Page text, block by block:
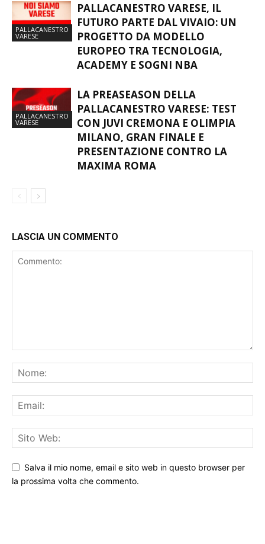
PALLACANESTRO
VARESE
PALLACANESTRO VARESE, IL
FUTURO PARTE DAL VIVAIO: UN
PROGETTO DA MODELLO
EUROPEO TRA TECNOLOGIA,
ACADEMY E SOGNI NBA
PALLACANESTRO
VARESE
LA PREASEASON DELLA
PALLACANESTRO VARESE: TEST
CON JUVI CREMONA E OLIMPIA
MILANO, GRAN FINALE E
PRESENTAZIONE CONTRO LA
MAXIMA ROMA
LASCIA UN COMMENTO
Salva il mio nome, email e sito web in questo browser per
la prossima volta che commento.